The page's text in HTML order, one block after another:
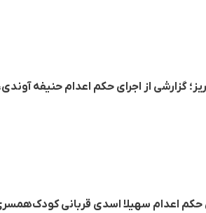
گزارشی از اجرای حکم اعدام حنیفه
حکم اعدام سهیلا اسدی قربانی